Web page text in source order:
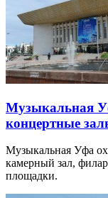
Музыкальная
концертные
Музыкальная Уфа
камерный зал,
площадки.